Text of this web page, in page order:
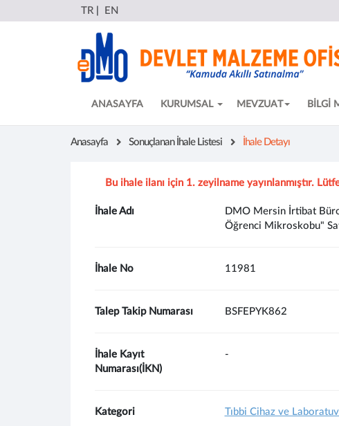
TR EN
ANASAYFA KURUMSAL MEVZUAT BİLGİ
Anasayfa Sonuçlanan İhale Listesi İhale Detayı
Bu ihale ilanı için 1. zeyilname yayınlanmıştır.
İhale Adı
DMO Mersin İrtibat
Öğrenci Mikroskobu"
İhale No 11981
Talep Takip Numarası BSFEPYK862
İhale Kayıt
Numarası(İKN)
-
Kategori Tıbbi Cihaz ve